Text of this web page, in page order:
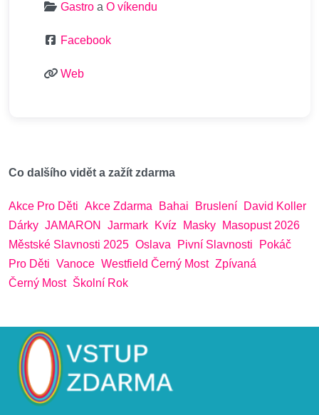
Gastro a O víkendu
Facebook
Web
Co dalšího vidět a zažít zdarma
Akce Pro Děti Akce Zdarma Bahai Bruslení
David Koller
Dárky JAMARON Jarmark Kvíz Masky
Masopust 2026
Městské Slavnosti 2025 Oslava Pivní Slavnosti
Pokáč
Pro Děti Vanoce Westfield Černý Most Zpívaná
Černý Most Školní Rok